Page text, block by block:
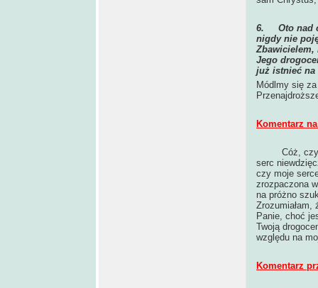
6. Oto nad
nigdy nie
Zbawicielem,
Jego
już istnieć na
Módlmy się
Komentarz
Cóż,
serc
czy moje
zrozpaczona
na próżno
Panie, choć
Twoją
względu na
Komentarz